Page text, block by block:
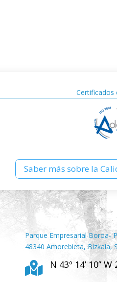
Certificados
Saber más sobre la
Parque Empresarial Boroa-
48340 Amorebieta, Bizkaia,

N 43º 14’ 10’’ W